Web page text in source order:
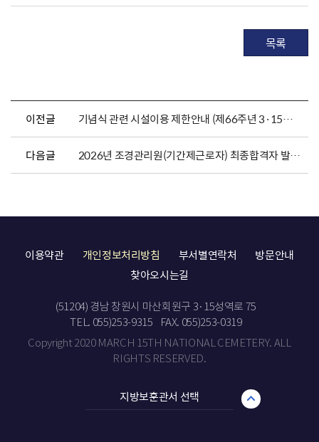
목록
이전글 기념식 관련 시설이용 제한안내 (제66주년 3·15의거 추모제 &기념식)
다음글 2026년 조경관리원(기간제근로자) 최종합격자 발표 및 채용서류 제출 안내
이용약관 개인정보처리방침 부서별연락처
방문안내
찾아오시는길
(51204) 경남 창원시 마산회원구 3·15성역로 75
TEL. 055)253-9315
FAX. 055)253-0319
Copyright 2020 MARCH 15TH NATIONAL CEMETERY. ALL
RIGHTS RESERVED.
지방보훈관서 선택